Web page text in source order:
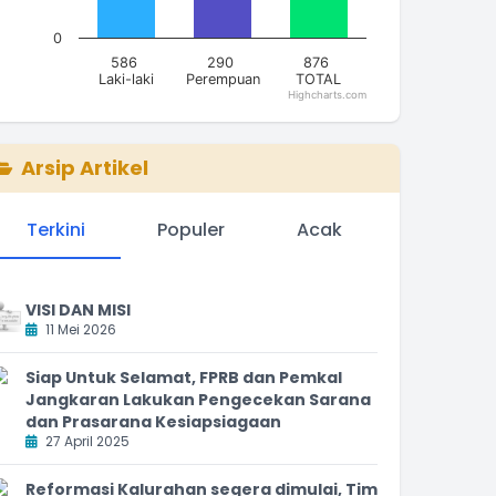
586
Laki-laki
290
Perempuan
876
TOTAL
0
Highcharts.com
Arsip Artikel
Terkini Populer Acak
VISI DAN MISI
11 Mei 2026
Siap Untuk Selamat, FPRB dan Pemkal
Jangkaran Lakukan Pengecekan Sarana
dan Prasarana Kesiapsiagaan
27 April 2025
Reformasi Kalurahan segera dimulai, Tim